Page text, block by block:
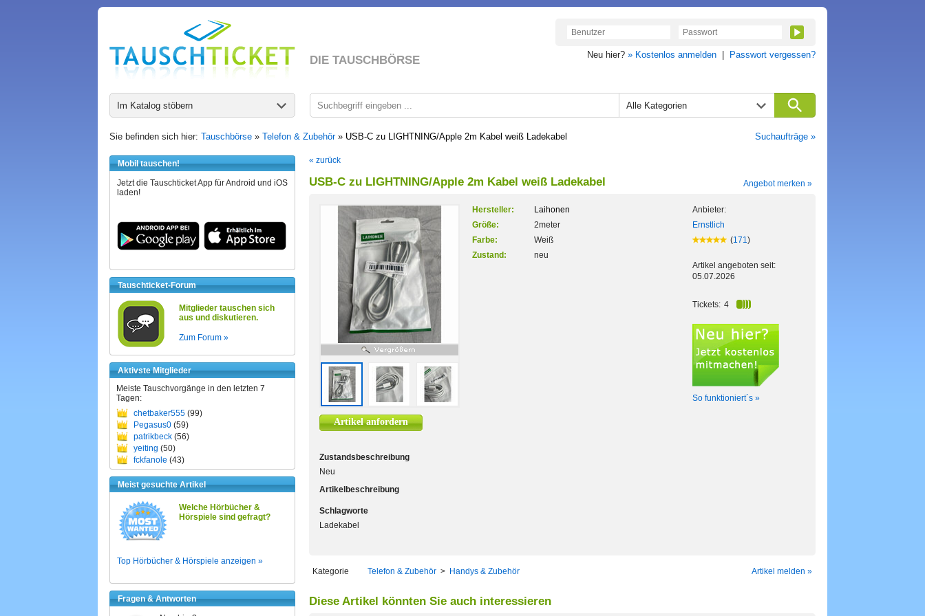
DIE TAUSCHBÖRSE Neu hier? » Kostenlos anmelden Passwort vergessen?
Im Katalog stöbern Alle Kategorien
Sie befinden sich hier: Tauschbörse » Telefon & Zubehör» USB-C zu LIGHTNING/Apple 2m Kabel weiß Ladekabel Suchaufträge »
Mobil tauschen!
Jetzt die Tauschticket App für Android und iOS
laden!
Tauschticket-Forum
Mitglieder tauschen sich
aus und diskutieren.
Zum Forum »
Aktivste Mitglieder
Meiste Tauschvorgänge in den letzten 7
Tagen:
chetbaker555 (99)
Pegasus0 (59)
patrikbeck (56)
yeiting (50)
fckfanole (43)
Meist gesuchte Artikel
Welche Hörbücher &
Hörspiele sind gefragt?
Top Hörbücher & Hörspiele anzeigen »
Fragen & Antworten
« zurück
USB-C zu LIGHTNING/Apple 2m Kabel weiß Ladekabel Angebot merken »
Artikel anfordern
Hersteller:
Laihonen
Größe:
2meter
Farbe:
Weiß
Zustand:
neu
Anbieter:
Ernstlich
(171)
Artikel angeboten seit:
05.07.2026
Tickets: 4
So funktioniert´s »
Zustandsbeschreibung
Neu
Artikelbeschreibung
Schlagworte
Ladekabel
Kategorie Telefon & Zubehör > Handys & Zubehör Artikel melden »
Diese Artikel könnten Sie auch interessieren